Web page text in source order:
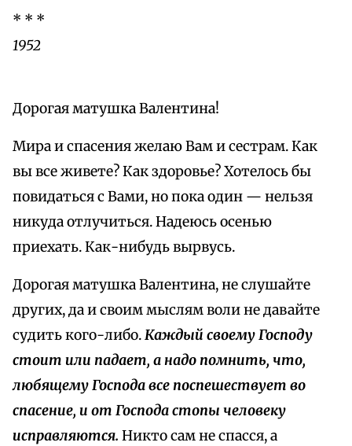
* * *
1952
Дорогая матушка Валентина!
Мира и спасения желаю Вам и сестрам. Как
вы все живете? Как здоровье? Хотелось бы
повидаться с Вами, но пока один — нельзя
никуда отлучиться. Надеюсь осенью
приехать. Как-нибудь вырвусь.
Дорогая матушка Валентина, не слушайте
других, да и своим мыслям воли не давайте
судить кого-либо.Каждый своему Господу
стоит или падает, а надо помнить, что,
любящему Господа все поспешествует во
спасение, и от Господа стопы человеку
исправляются. Никто сам не спасся, а